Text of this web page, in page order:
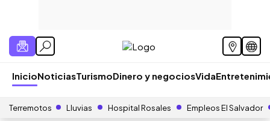
InicioNoticiasTurismoDinero y negociosVida
Terremotos Lluvias Hospital Rosales Empleos El Salvador